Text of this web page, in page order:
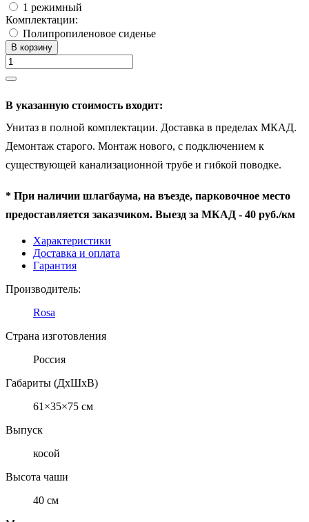
1 режимный
Комплектации:
Полипропиленовое сиденье
В корзину
В указанную стоимость входит:
Унитаз в полной комплектации. Доставка в пределах МКАД.
Демонтаж старого. Монтаж нового, c подключением к
существующей канализационной трубе и гибкой поводке.
* При наличии шлагбаума, на въезде, парковочное место
предоставляется заказчиком. Выезд за МКАД - 40 руб./км
Характеристики
Доставка и оплата
Гарантия
Производитель:
Rosa
Страна изготовления
Россия
Габариты (ДхШхВ)
61×35×75 см
Выпуск
косой
Высота чаши
40 см